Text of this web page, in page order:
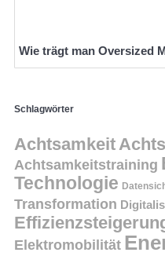
Wie trägt man Oversized
Schlagwörter
Achtsamkeit
Achtsamkeitstraining
Technologie
Transformation
Elektromobilität